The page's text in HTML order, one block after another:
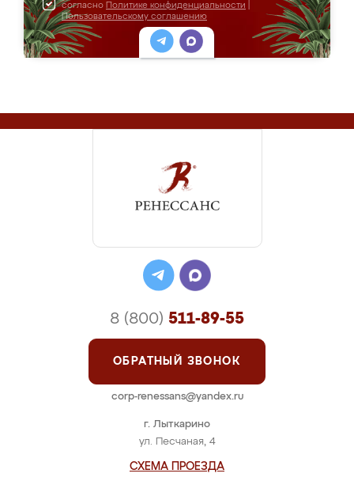
согласно Политике конфиденциальности
Пользовательскому соглашению
г. Лыткарино
ул. Песчаная, 4
СХЕМА ПРОЕЗДА
8 (800) 511-89-55
ОБРАТНЫЙ ЗВОНОК
corp-renessans@yandex.ru